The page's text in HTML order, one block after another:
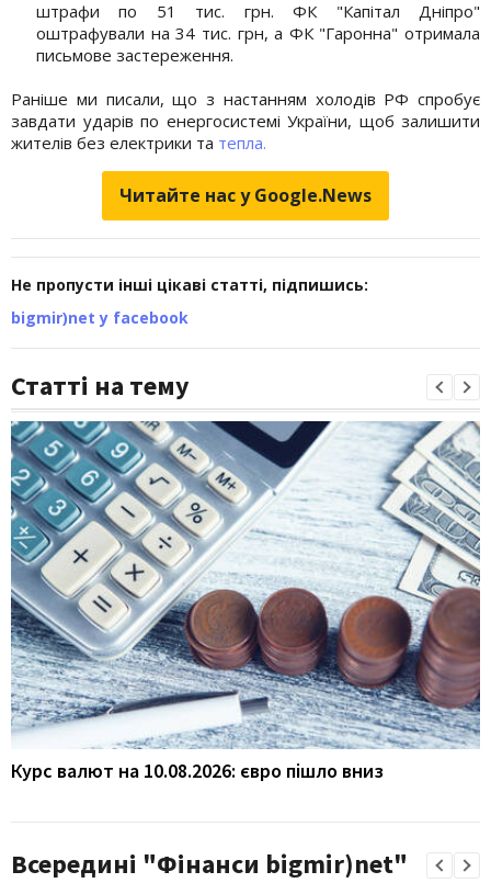
штрафи по 51 тис. грн. ФК "Капітал Дніпро"
оштрафували на 34 тис. грн, а ФК "Гаронна" отримала
письмове застереження.
Раніше ми писали, що з настанням холодів РФ спробує
завдати ударів по енергосистемі України, щоб залишити
жителів без електрики та тепла.
Читайте нас у Google.News
Не пропусти інші цікаві статті, підпишись:
bigmir)net у facebook
Статті на тему
Курс валют на 10.08.2026: євро пішло вниз
Всередині "Фінанси bigmir)net"